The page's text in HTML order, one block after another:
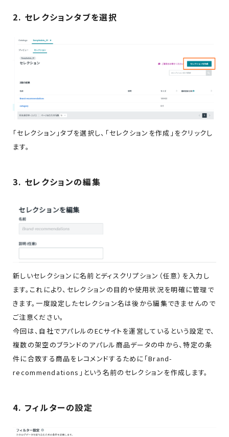
2. セレクションタブを選択
「セレクション」タブを選択し、「セレクションを作成」をクリックし
ます。
3. セレクションの編集
新しいセレクションに名前とディスクリプション（任意）を入力し
ます。これにより、セレクションの目的や使用状況を明確に管理で
きます。一度設定したセレクション名は後から編集できませんので
ご注意ください。
今回は、自社でアパレルのECサイトを運営しているという設定で、
複数の架空のブランドのアパレル商品データの中から、特定の条
件に合致する商品をレコメンドするために「Brand-
recommendations」という名前のセレクションを作成します。
4. フィルターの設定